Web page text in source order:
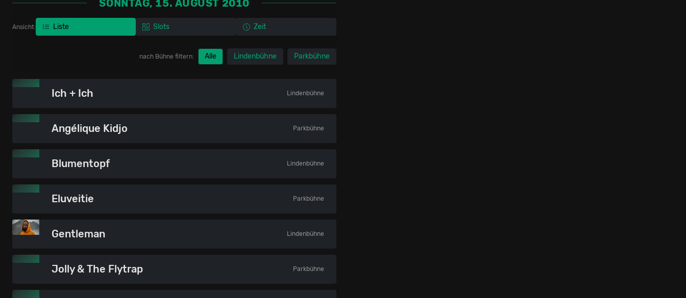
SONNTAG, 15. AUGUST 2010
Ansicht: Liste Slots Zeit
nach Bühne filtern: Alle Lindenbühne Parkbühne
Ich + Ich Lindenbühne
Angélique Kidjo Parkbühne
Blumentopf Lindenbühne
Eluveitie Parkbühne
Gentleman Lindenbühne
Jolly & The Flytrap Parkbühne